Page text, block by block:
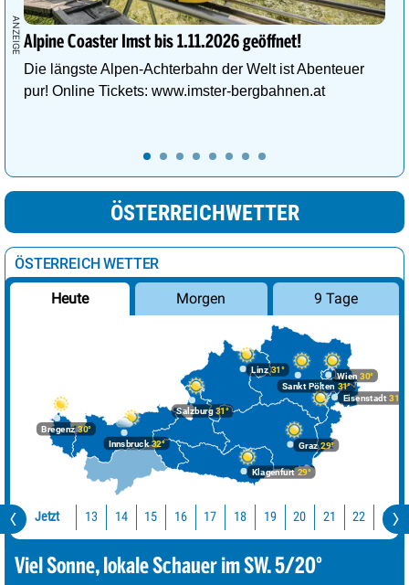
Alpine Coaster Imst bis 1.11.2026 geöffnet!
Die längste Alpen-Achterbahn der Welt ist Abenteuer
pur! Online Tickets: www.imster-bergbahnen.at
ÖSTERREICHWETTER
ÖSTERREICH WETTER
Heute Morgen 9 Tage
Bregenz30°
Graz29°
Innsbruck32°
Klagenfurt 29°
Linz31°
Salzburg31°
Wien 30°
Eisenstadt 31°
Sankt Pölten 31°
Jetzt 13 14 15 16 17 18 19 20 21 22 23
Viel Sonne, lokale Schauer im SW. 5/20°